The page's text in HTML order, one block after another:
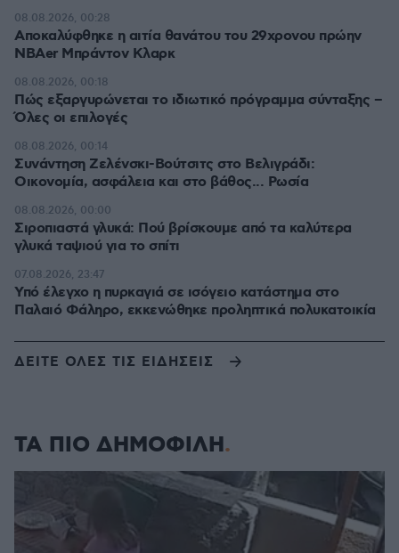
Αποκαλύφθηκε η αιτία θανάτου του 29χρονου πρώην
NBAer Μπράντον Κλαρκ
08.08.2026, 00:28
Πώς εξαργυρώνεται το ιδιωτικό πρόγραμμα σύνταξης –
Όλες οι επιλογές
08.08.2026, 00:18
Συνάντηση Ζελένσκι-Βούτσιτς στο Βελιγράδι:
Οικονομία, ασφάλεια και στο βάθος... Ρωσία
08.08.2026, 00:14
Σιροπιαστά γλυκά: Πού βρίσκουμε από τα καλύτερα
γλυκά ταψιού για το σπίτι
08.08.2026, 00:00
Υπό έλεγχο η πυρκαγιά σε ισόγειο κατάστημα στο
Παλαιό Φάληρο, εκκενώθηκε προληπτικά πολυκατοικία
07.08.2026, 23:47
ΔΕΙΤΕ ΟΛΕΣ ΤΙΣ ΕΙΔΗΣΕΙΣ
ΤΑ ΠΙΟ ΔΗΜΟΦΙΛΗ